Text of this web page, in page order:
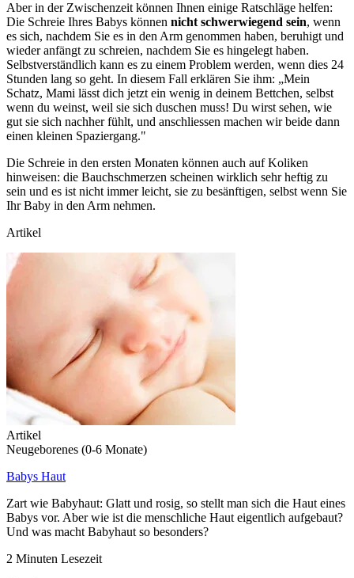
Aber in der Zwischenzeit können Ihnen einige Ratschläge helfen:
Die Schreie Ihres Babys können nicht schwerwiegend sein, wenn
es sich, nachdem Sie es in den Arm genommen haben, beruhigt und
wieder anfängt zu schreien, nachdem Sie es hingelegt haben.
Selbstverständlich kann es zu einem Problem werden, wenn dies 24
Stunden lang so geht. In diesem Fall erklären Sie ihm: „Mein
Schatz, Mami lässt dich jetzt ein wenig in deinem Bettchen, selbst
wenn du weinst, weil sie sich duschen muss! Du wirst sehen, wie
gut sie sich nachher fühlt, und anschliessen machen wir beide dann
einen kleinen Spaziergang."
Die Schreie in den ersten Monaten können auch auf Koliken
hinweisen: die Bauchschmerzen scheinen wirklich sehr heftig zu
sein und es ist nicht immer leicht, sie zu besänftigen, selbst wenn Sie
Ihr Baby in den Arm nehmen.
Artikel
Artikel
Neugeborenes (0-6 Monate)
Babys Haut
Zart wie Babyhaut: Glatt und rosig, so stellt man sich die Haut eines
Babys vor. Aber wie ist die menschliche Haut eigentlich aufgebaut?
Und was macht Babyhaut so besonders?
2 Minuten Lesezeit